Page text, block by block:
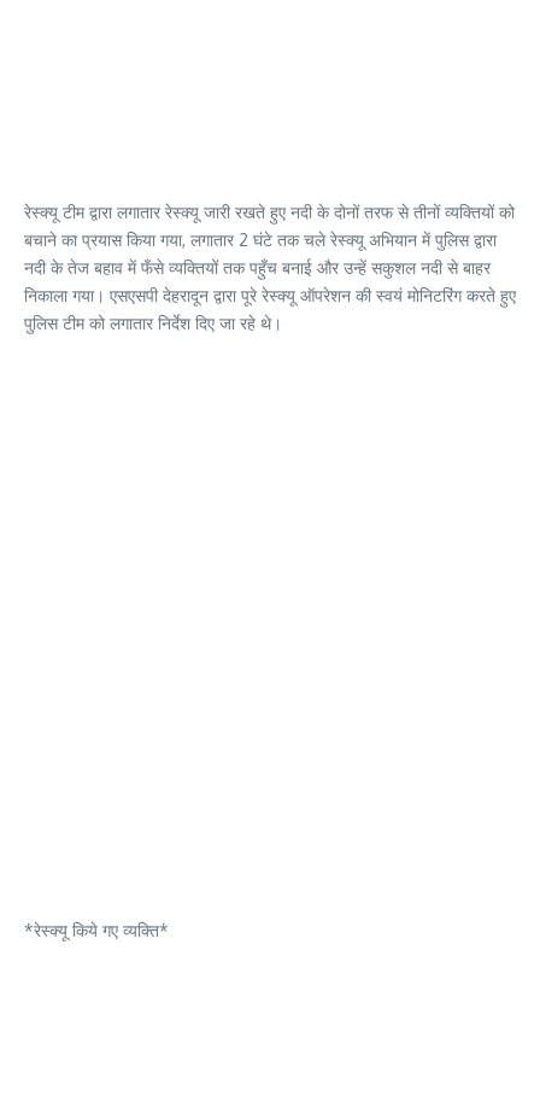
रेस्क्यू टीम द्वारा लगातार रेस्क्यू जारी रखते हुए नदी के दोनों तरफ से तीनों व्यक्तियों को
बचाने का प्रयास किया गया, लगातार 2 घंटे तक चले रेस्क्यू अभियान में पुलिस द्वारा
नदी के तेज बहाव में फँसे व्यक्तियों तक पहुँच बनाई और उन्हें सकुशल नदी से बाहर
निकाला गया। एसएसपी देहरादून द्वारा पूरे रेस्क्यू ऑपरेशन की स्वयं मोनिटरिंग करते हुए
पुलिस टीम को लगातार निर्देश दिए जा रहे थे।
*रेस्क्यू किये गए व्यक्ति*